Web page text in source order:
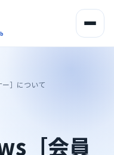
］について
［会員